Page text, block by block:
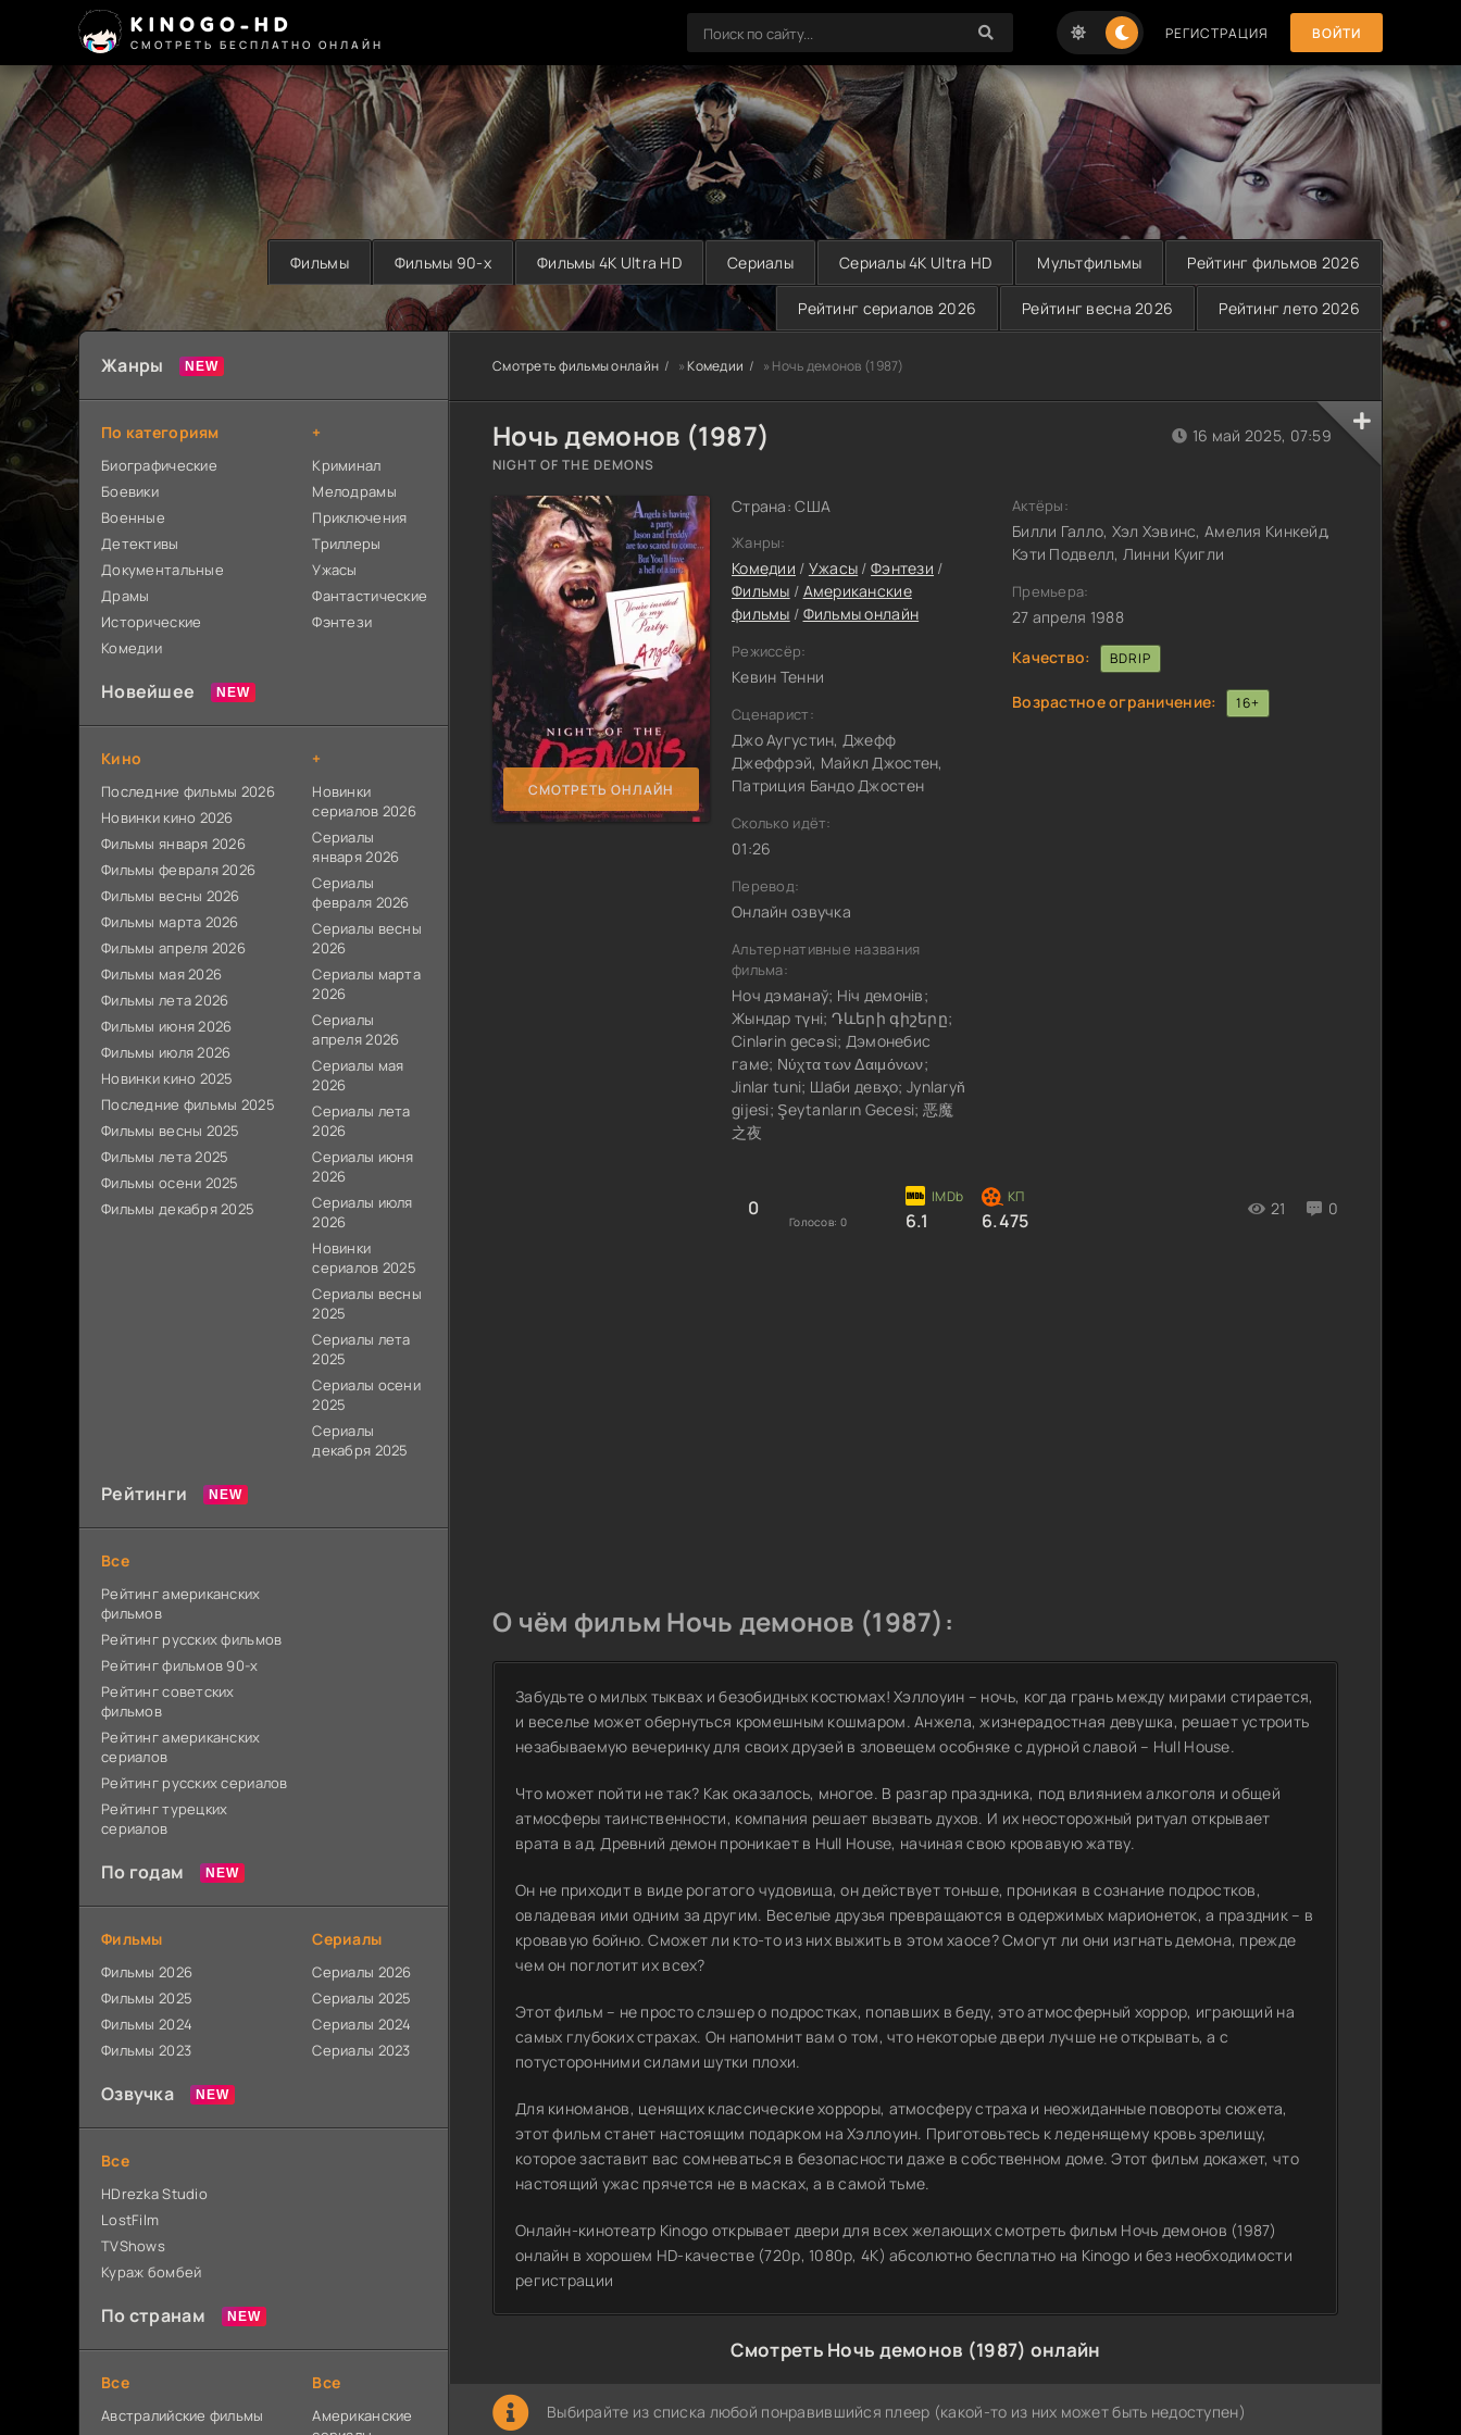
KINOGO-HD
СМОТРЕТЬ БЕСПЛАТНО ОНЛАЙН
РЕГИСТРАЦИЯ ВОЙТИ
Фильмы Фильмы 90-х Фильмы 4K Ultra HD Сериалы Сериалы 4K Ultra HD Мультфильмы Рейтинг фильмов 2026
Рейтинг сериалов 2026 Рейтинг весна 2026 Рейтинг лето 2026
Смотреть фильмы онлайн »Комедии » Ночь демонов (1987)
Ночь демонов (1987)
NIGHT OF THE DEMONS
СМОТРЕТЬ ОНЛАЙН
Страна: США
Жанры:
Комедии / Ужасы /Фэнтези /
Фильмы / Американские
фильмы / Фильмы онлайн
Режиссёр:
Кевин Тенни
Сценарист:
Джо Аугустин, Джефф
Джеффрэй, Майкл Джостен,
Патриция Бандо Джостен
Сколько идёт:
01:26
Перевод:
Онлайн озвучка
Альтернативные названия
фильма:
Ноч дэманаў; Ніч демонів;
Жындар түні; Դևերի գիշերը;
Cinlərin gecəsi; Дэмонебис
гаме; Νύχτα των Δαιμόνων;
Jinlar tuni; Шаби девҳо; Jynlaryň
gijesi; Şeytanların Gecesi; 恶魔
之夜
0
Голосов: 0 6.1 6.475
21 0
16 май 2025, 07:59
Актёры:
Билли Галло, Хэл Хэвинс, Амелия Кинкейд,
Кэти Подвелл, Линни Куигли
Премьера:
27 апреля 1988
Качество:
BDRIP
Возрастное ограничение: 16+
О чём фильм Ночь демонов (1987):
Забудьте о милых тыквах и безобидных костюмах! Хэллоуин – ночь, когда грань между мирами стирается,
и веселье может обернуться кромешным кошмаром. Анжела, жизнерадостная девушка, решает устроить
незабываемую вечеринку для своих друзей в зловещем особняке с дурной славой – Hull House.
Что может пойти не так? Как оказалось, многое. В разгар праздника, под влиянием алкоголя и общей
атмосферы таинственности, компания решает вызвать духов. И их неосторожный ритуал открывает
врата в ад. Древний демон проникает в Hull House, начиная свою кровавую жатву.
Он не приходит в виде рогатого чудовища, он действует тоньше, проникая в сознание подростков,
овладевая ими одним за другим. Веселые друзья превращаются в одержимых марионеток, а праздник – в
кровавую бойню. Сможет ли кто-то из них выжить в этом хаосе? Смогут ли они изгнать демона, прежде
чем он поглотит их всех?
Этот фильм – не просто слэшер о подростках, попавших в беду, это атмосферный хоррор, играющий на
самых глубоких страхах. Он напомнит вам о том, что некоторые двери лучше не открывать, а с
потусторонними силами шутки плохи.
Для киноманов, ценящих классические хорроры, атмосферу страха и неожиданные повороты сюжета,
этот фильм станет настоящим подарком на Хэллоуин. Приготовьтесь к леденящему кровь зрелищу,
которое заставит вас сомневаться в безопасности даже в собственном доме. Этот фильм докажет, что
настоящий ужас прячется не в масках, а в самой тьме.
Онлайн-кинотеатр Kinogo открывает двери для всех желающих смотреть фильм Ночь демонов (1987)
онлайн в хорошем HD-качестве (720p, 1080p, 4K) абсолютно бесплатно на Kinogo и без необходимости
регистрации
Смотреть Ночь демонов (1987) онлайн
Выбирайте из списка любой понравившийся плеер (какой-то из них может быть недоступен)
Жанры
По категориям
Биографические
Боевики
Военные
Детективы
Документальные
Драмы
Исторические
Комедии
+
Криминал
Мелодрамы
Приключения
Триллеры
Ужасы
Фантастические
Фэнтези
Новейшее
Кино
Последние фильмы 2026
Новинки кино 2026
Фильмы января 2026
Фильмы февраля 2026
Фильмы весны 2026
Фильмы марта 2026
Фильмы апреля 2026
Фильмы мая 2026
Фильмы лета 2026
Фильмы июня 2026
Фильмы июля 2026
Новинки кино 2025
Последние фильмы 2025
Фильмы весны 2025
Фильмы лета 2025
Фильмы осени 2025
Фильмы декабря 2025
+
Новинки
сериалов 2026
Сериалы
января 2026
Сериалы
февраля 2026
Сериалы весны
2026
Сериалы марта
2026
Сериалы
апреля 2026
Сериалы мая
2026
Сериалы лета
2026
Сериалы июня
2026
Сериалы июля
2026
Новинки
сериалов 2025
Сериалы весны
2025
Сериалы лета
2025
Сериалы осени
2025
Сериалы
декабря 2025
Рейтинги
Все
Рейтинг американских
фильмов
Рейтинг русских фильмов
Рейтинг фильмов 90-х
Рейтинг советских
фильмов
Рейтинг американских
сериалов
Рейтинг русских сериалов
Рейтинг турецких
сериалов
По годам
Фильмы
Фильмы 2026
Фильмы 2025
Фильмы 2024
Фильмы 2023
Сериалы
Сериалы 2026
Сериалы 2025
Сериалы 2024
Сериалы 2023
Озвучка
Все
HDrezka Studio
LostFilm
TVShows
Кураж бомбей
По странам
Все
Австралийские фильмы
Все
Американские